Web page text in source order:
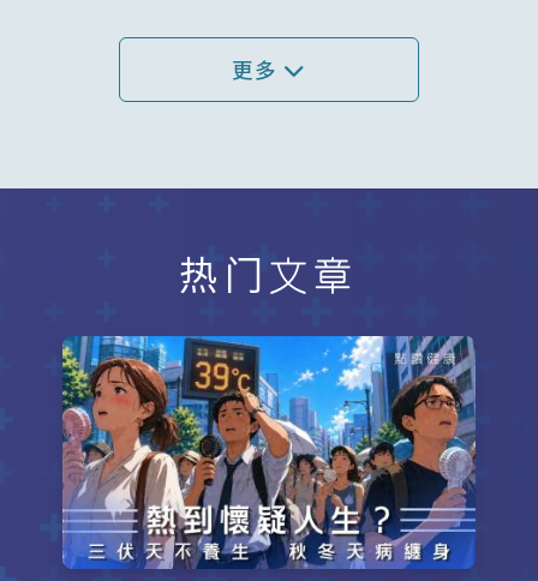
更多
热门文章